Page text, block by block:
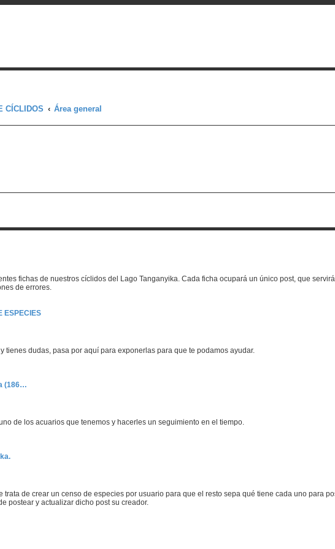
CÍCLIDOS Área general
fichas de nuestros cíclidos del Lago Tanganyika. Cada ficha ocupará un único post, que
de errores.
ESPECIES
tienes dudas, pasa por aquí para exponerlas para que te podamos ayudar.
(186…
de los acuarios que tenemos y hacerles un seguimiento en el tiempo.
de crear un censo de especies por usuario para que el resto sepa qué tiene cada uno para
postear y actualizar dicho post su creador.